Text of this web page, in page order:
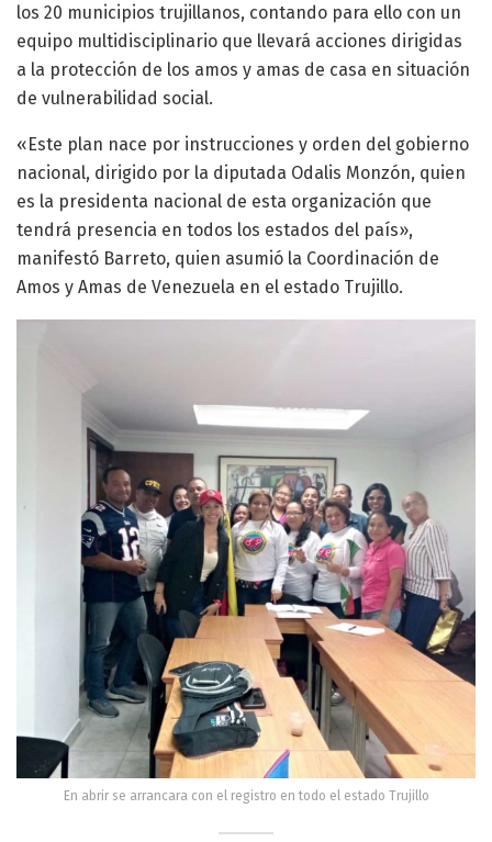
los 20 municipios trujillanos, contando para ello con un
equipo multidisciplinario que llevará acciones dirigidas
a la protección de los amos y amas de casa en situación
de vulnerabilidad social.
«Este plan nace por instrucciones y orden del gobierno
nacional, dirigido por la diputada Odalis Monzón, quien
es la presidenta nacional de esta organización que
tendrá presencia en todos los estados del país»,
manifestó Barreto, quien asumió la Coordinación de
Amos y Amas de Venezuela en el estado Trujillo.
En abrir se arrancara con el registro en todo el estado Trujillo